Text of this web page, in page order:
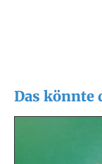
Das könnte